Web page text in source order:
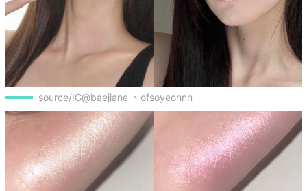
source/IG@baejiane 、ofsoyeonnn